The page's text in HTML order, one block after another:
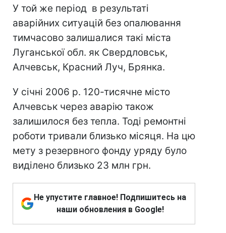
У той же період в результаті
аварійних ситуацій без опалювання
тимчасово залишалися такі міста
Луганської обл. як Свердловськ,
Алчевськ, Красний Луч, Брянка.
У січні 2006 р. 120-тисячне місто
Алчевськ через аварію також
залишилося без тепла. Тоді ремонтні
роботи тривали близько місяця. На цю
мету з резервного фонду уряду було
виділено близько 23 млн грн.
Не упустите главное! Подпишитесь на
наши обновления в Google!